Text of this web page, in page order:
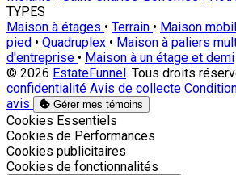
TYPES
Maison à étages • Terrain • Maison
pied • Quadruplex • Maison à paliers
d'entreprise • Maison à un étage et demi
© 2026 EstateFunnel. Tous droits
confidentialité Avis de collecte
avis
Gérer mes témoins
Activer
Cookies Essentiels
Activer
Cookies de Performances
Activer
Cookies publicitaires
Activer
Cookies de fonctionnalités